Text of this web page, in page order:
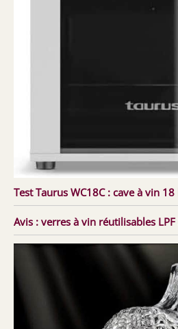
Test Taurus WC18C : cave à vin
Avis : verres à vin réutilisables